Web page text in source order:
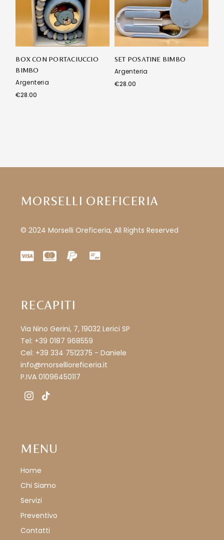
BOX CON PORTACIUCCIO
BIMBO
Argenteria
€28.00
SET POSATINE BIMBO
Argenteria
€28.00
MORSELLI OREFICERIA
© 2024 Morselli Oreficeria, All Rights Reserved
RECAPITI
Via Nino Gerini, 7, 19032 Lerici SP
Tel: +39 0187 968559
Cel: +39 334 7512375 - Daniele
info@morsellioreficeria.it
P.IVA 01096450117
instagram
tiktok
MENU
Home
Chi Siamo
Servizi
Preventivo
Contatti